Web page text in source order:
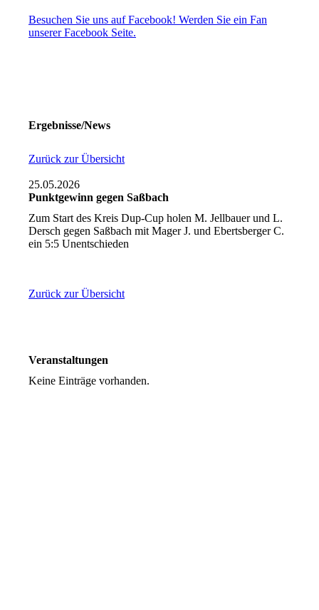
Besuchen Sie uns auf Facebook! Werden Sie ein Fan
unserer Facebook Seite.
Ergebnisse/News
Zurück zur Übersicht
25.05.2026
Punktgewinn gegen Saßbach
Zum Start des Kreis Dup-Cup holen M. Jellbauer und L.
Dersch gegen Saßbach mit Mager J. und Ebertsberger C.
ein 5:5 Unentschieden
Zurück zur Übersicht
Veranstaltungen
Keine Einträge vorhanden.